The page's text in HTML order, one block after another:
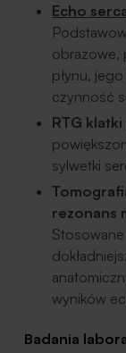
Echo
obrazowe,
płynu,
czynność
RTG
sylwetki
rezonans
wyników
Badania